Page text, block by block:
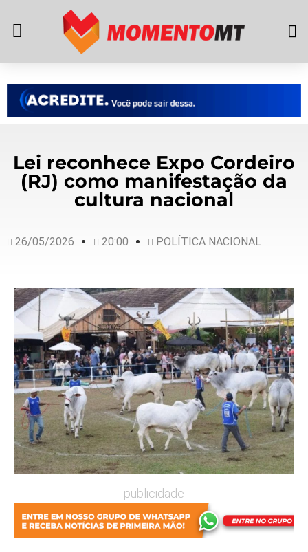
Lei reconhece Expo Cordeiro
(RJ) como manifestação da
cultura nacional
26/05/2026 20:00 POLÍTICA NACIONAL
publicidade